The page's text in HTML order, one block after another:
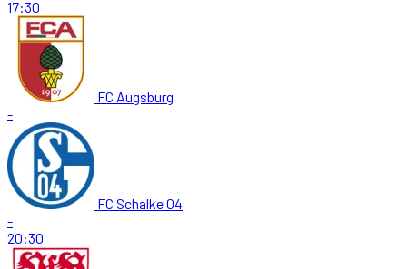
17:30
FC Augsburg
-
FC Schalke 04
-
20:30